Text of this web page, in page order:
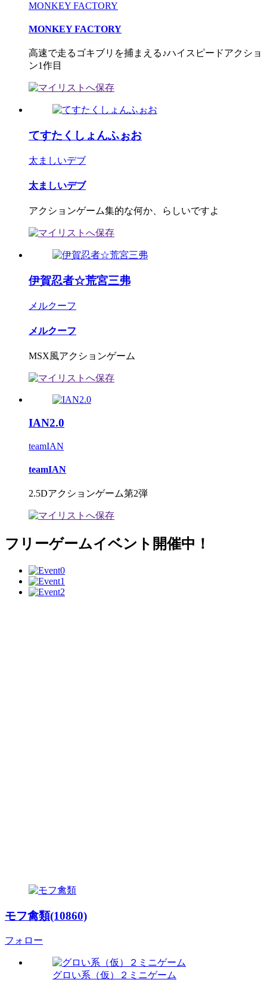
MONKEY FACTORY
MONKEY FACTORY
高速で走るゴキブリを捕まえる♪ハイスピードアクショ
ン1作目
てすたくしょんふぉお
太ましいデブ
太ましいデブ
アクションゲーム集的な何か、らしいですよ
伊賀忍者☆荒宮三弗
メルクーフ
メルクーフ
MSX風アクションゲーム
IAN2.0
teamIAN
teamIAN
2.5Dアクションゲーム第2弾
フリーゲームイベント開催中！
モフ禽類(10860)
フォロー
グロい系（仮）２ミニゲーム